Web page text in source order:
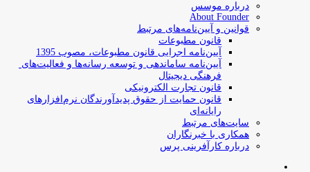
درباره موسس
About Founder
قوانین و آیین‌نامه‌های مرتبط
‌قانون مطبوعات
آیین‌نامه اجرایی قانون مطبوعات، مصوب 1395
آیین‌نامه سامان­دهی و توسعه رسانه­‌ها و فعالیت‌­های
فرهنگی دیجیتال
قانون تجارت الکترونیکی
قانون حمایت از حقوق پدیدآورندگان نرم‌افزارهای
رایانه‌ای
سایت‌های مرتبط
همکاری با خبرنگاران
درباره کارآفرینی پرس